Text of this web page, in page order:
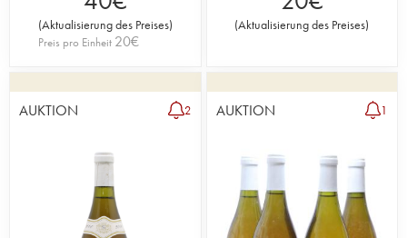
(Aktualisierung des Preises)
Preis pro Einheit 20€
(Aktualisierung des Preises)
AUKTION 2 AUKTION 1